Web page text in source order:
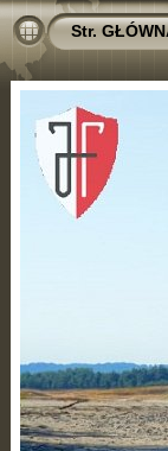
Str.